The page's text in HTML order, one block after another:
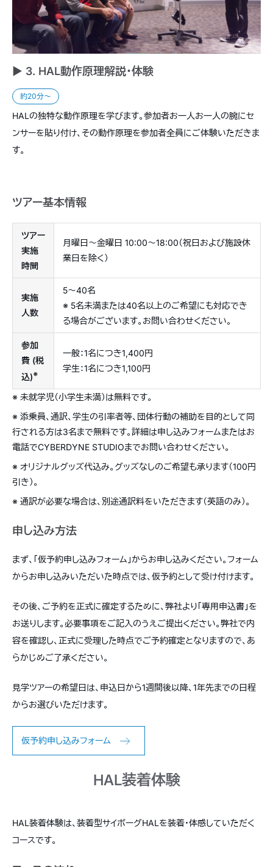
► 3. HAL動作原理解説・体験
約20分〜
HALの独特な動作原理を学びます。参加者お一人お一人の腕にセ
ンサーを貼り付け、その動作原理を参加者全員にご体験いただきま
す。
ツアー基本情報
ツアー
実施
時間
月曜日〜金曜日 10:00〜18:00（祝日および施設休
業日を除く）
実施
人数
5〜40名
※ 5名未満または40名以上のご希望にも対応でき
る場合がございます。お問い合わせください。
参加
費 (税
込)※
一般：1名につき1,400円
学生：1名につき1,100円
※ 未就学児（小学生未満）は無料です。
※ 添乗員、通訳、学生の引率者等、団体行動の補助を目的として同
行される方は3名まで無料です。詳細は申し込みフォームまたはお
電話でCYBERDYNE STUDIOまでお問い合わせください。
※ オリジナルグッズ代込み。グッズなしのご希望も承ります（100円
引き）。
※ 通訳が必要な場合は、別途通訳料をいただきます（英語のみ）。
申し込み方法
まず、「仮予約申し込みフォーム」からお申し込みください。フォーム
からお申し込みいただいた時点では、仮予約として受け付けます。
その後、ご予約を正式に確定するために、弊社より「専用申込書」を
お送りします。必要事項をご記入のうえご提出ください。弊社で内
容を確認し、正式に受理した時点でご予約確定となりますので、あ
らかじめご了承ください。
見学ツアーの希望日は、申込日から1週間後以降、1年先までの日程
からお選びいただけます。
仮予約申し込みフォーム
HAL装着体験
HAL装着体験は、装着型サイボーグHALを装着・体感していただく
コースです。